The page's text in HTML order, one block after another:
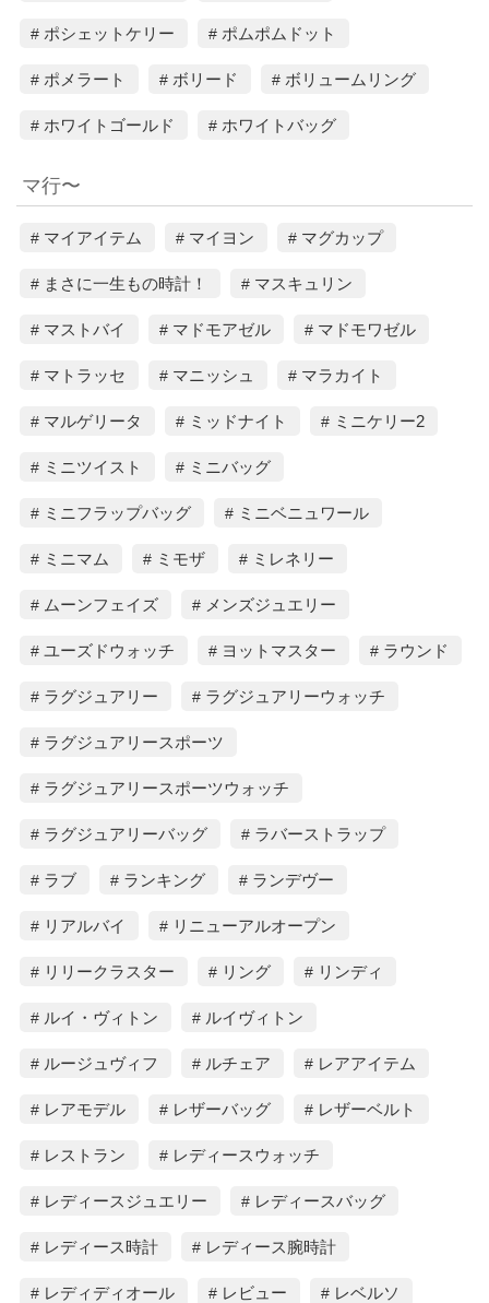
ポシェットケリー ポムポムドット
ポメラート ボリード ボリュームリング
ホワイトゴールド ホワイトバッグ
マ行〜
マイアイテム マイヨン マグカップ
まさに一生もの時計！ マスキュリン
マストバイ マドモアゼル マドモワゼル
マトラッセ マニッシュ マラカイト
マルゲリータ ミッドナイト ミニケリー2
ミニツイスト ミニバッグ
ミニフラップバッグ ミニベニュワール
ミニマム ミモザ ミレネリー
ムーンフェイズ メンズジュエリー
ユーズドウォッチ ヨットマスター ラウンド
ラグジュアリー ラグジュアリーウォッチ
ラグジュアリースポーツ
ラグジュアリースポーツウォッチ
ラグジュアリーバッグ ラバーストラップ
ラブ ランキング ランデヴー
リアルバイ リニューアルオープン
リリークラスター リング リンディ
ルイ・ヴィトン ルイヴィトン
ルージュヴィフ ルチェア レアアイテム
レアモデル レザーバッグ レザーベルト
レストラン レディースウォッチ
レディースジュエリー レディースバッグ
レディース時計 レディース腕時計
レディディオール レビュー レベルソ